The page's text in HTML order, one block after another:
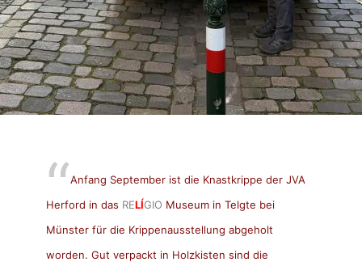
Anfang September ist die Knastkrippe der JVA
Herford in das RELÍGIO Museum in Telgte bei
Münster für die Krippenausstellung abgeholt
worden. Gut verpackt in Holzkisten sind die